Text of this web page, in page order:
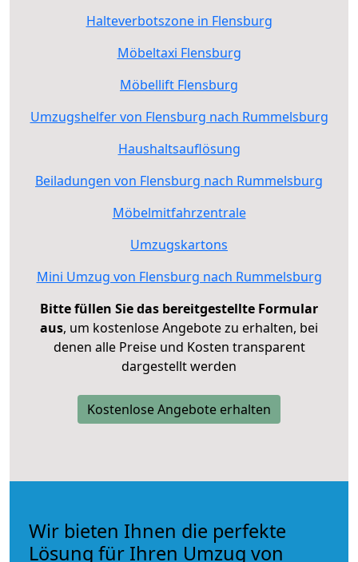
Halteverbotszone in Flensburg
Möbeltaxi Flensburg
Möbellift Flensburg
Umzugshelfer von Flensburg nach Rummelsburg
Haushaltsauflösung
Beiladungen von Flensburg nach Rummelsburg
Möbelmitfahrzentrale
Umzugskartons
Mini Umzug von Flensburg nach Rummelsburg
Bitte füllen Sie das bereitgestellte Formular
aus, um kostenlose Angebote zu erhalten, bei
denen alle Preise und Kosten transparent
dargestellt werden
Kostenlose Angebote erhalten
Wir bieten Ihnen die perfekte
Lösung für Ihren Umzug von